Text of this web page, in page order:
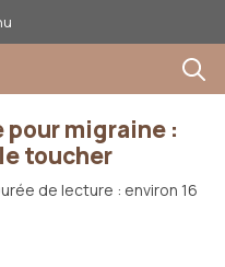
migraine :
toucher
de lecture : environ 16